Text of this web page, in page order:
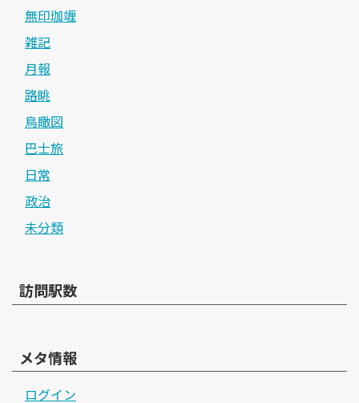
無印珈竰
雑記
月報
路眺
鳥瞰図
巴士旅
日常
政治
未分類
訪問駅数
メタ情報
ログイン